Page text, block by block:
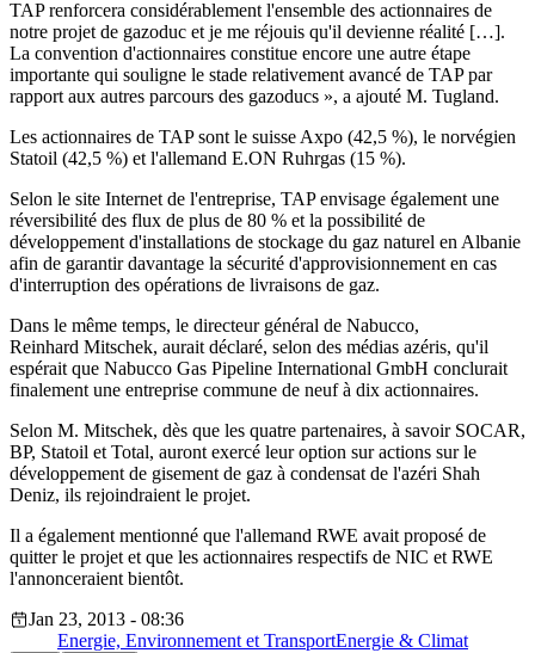
TAP renforcera considérablement l'ensemble des actionnaires de
notre projet de gazoduc et je me réjouis qu'il devienne réalité […].
La convention d'actionnaires constitue encore une autre étape
importante qui souligne le stade relativement avancé de TAP par
rapport aux autres parcours des gazoducs », a ajouté M. Tugland.
Les actionnaires de TAP sont le suisse Axpo (42,5 %), le norvégien
Statoil (42,5 %) et l'allemand E.ON Ruhrgas (15 %).
Selon le site Internet de l'entreprise, TAP envisage également une
réversibilité des flux de plus de 80 % et la possibilité de
développement d'installations de stockage du gaz naturel en Albanie
afin de garantir davantage la sécurité d'approvisionnement en cas
d'interruption des opérations de livraisons de gaz.
Dans le même temps, le directeur général de Nabucco,
Reinhard Mitschek, aurait déclaré, selon des médias azéris, qu'il
espérait que Nabucco Gas Pipeline International GmbH conclurait
finalement une entreprise commune de neuf à dix actionnaires.
Selon M. Mitschek, dès que les quatre partenaires, à savoir SOCAR,
BP, Statoil et Total, auront exercé leur option sur actions sur le
développement de gisement de gaz à condensat de l'azéri Shah
Deniz, ils rejoindraient le projet.
Il a également mentionné que l'allemand RWE avait proposé de
quitter le projet et que les actionnaires respectifs de NIC et RWE
l'annonceraient bientôt.
Jan 23, 2013 - 08:36
Energie, Environnement et TransportEnergie & Climat